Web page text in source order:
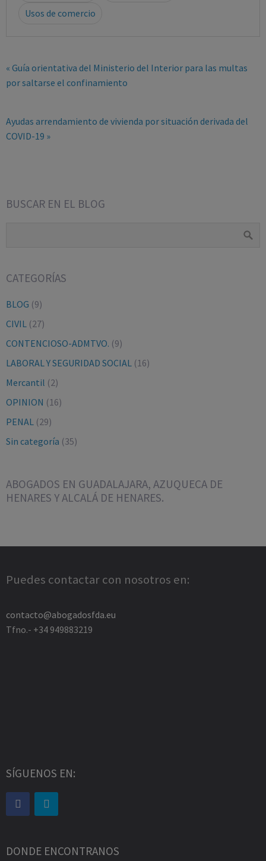
Usos de comercio
« Guía orientativa del Ministerio del Interior para las multas
por saltarse el confinamiento
Ayudas arrendamiento de vivienda por situación derivada del
COVID-19 »
BUSCAR EN EL BLOG
CATEGORÍAS
BLOG (9)
CIVIL (27)
CONTENCIOSO-ADMTVO. (9)
LABORAL Y SEGURIDAD SOCIAL (16)
Mercantil (2)
OPINION (16)
PENAL (29)
Sin categoría (35)
ABOGADOS EN GUADALAJARA, AZUQUECA DE
HENARES Y ALCALÁ DE HENARES.
Puedes contactar con nosotros en:
contacto@abogadosfda.eu
Tfno.- +34 949883219
SÍGUENOS EN:
DONDE ENCONTRANOS